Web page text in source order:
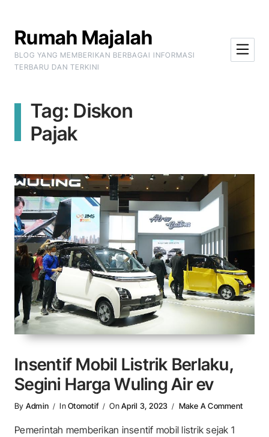
Rumah Majalah
BLOG YANG MEMBERIKAN BERBAGAI INFORMASI
TERBARU DAN TERKINI
Tag: Diskon
Pajak
Insentif Mobil Listrik Berlaku,
Segini Harga Wuling Air ev
By Admin InOtomotif OnApril 3, 2023 Make A CommentOn
Pemerintah memberikan insentif mobil listrik sejak 1